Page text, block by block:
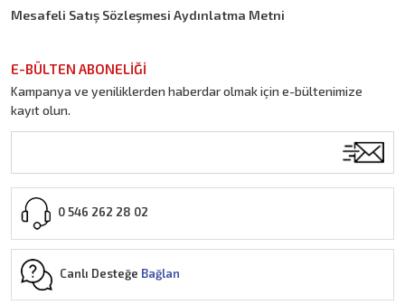
Mesafeli Satış Sözleşmesi Aydınlatma Metni
E-BÜLTEN ABONELİĞİ
Kampanya ve yeniliklerden haberdar olmak için e-bültenimize
kayıt olun.
0 546 262 28 02
Canlı Desteğe Bağlan